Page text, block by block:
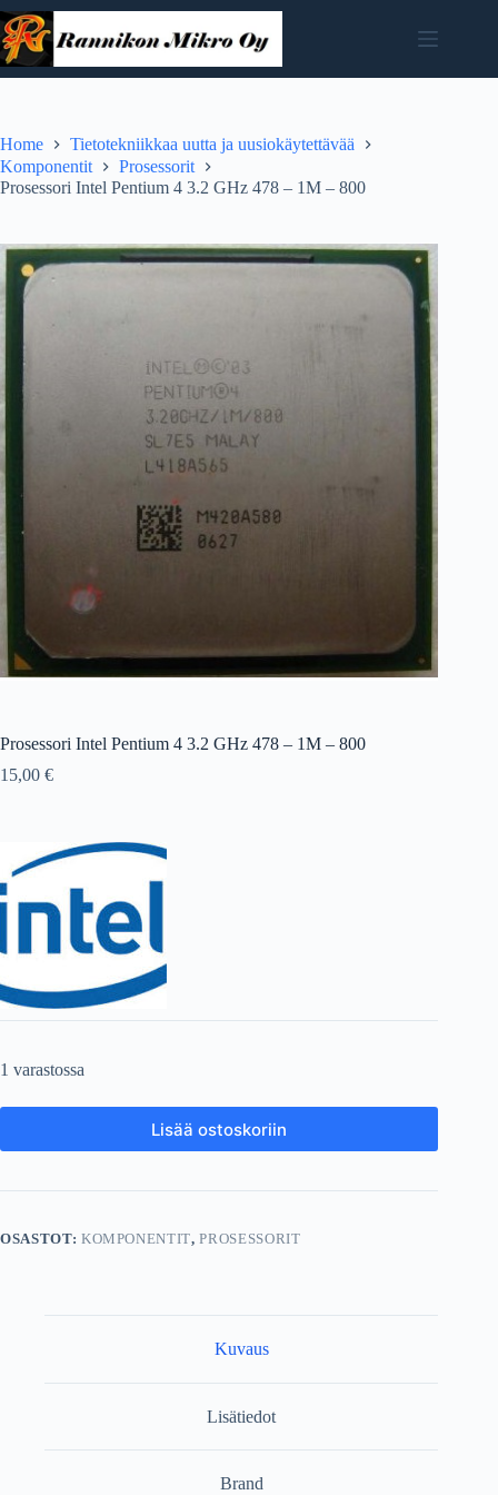
Skip
to
content
Home
Tietotekniikkaa uutta ja uusiokäytettävää
Komponentit
Prosessorit
Prosessori Intel Pentium 4 3.2 GHz 478 – 1M – 800
Prosessori Intel Pentium 4 3.2 GHz 478 – 1M – 800
15,00 €
1 varastossa
Lisää ostoskoriin
OSASTOT: KOMPONENTIT,PROSESSORIT
Kuvaus
Lisätiedot
Brand